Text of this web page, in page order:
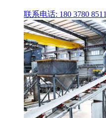
联系电话: 180 3780 8511